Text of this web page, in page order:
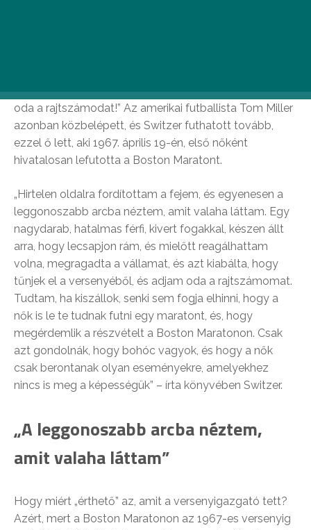
azt ordítva neki, hogy: „tűnj el a versenyemről, és add
oda a rajtszámodat!” Az amerikai futballista Tom Miller
azonban közbelépett, és Switzer futhatott tovább,
ezzel ő lett, aki 1967. április 19-én, első nőként
hivatalosan lefutotta a Boston Maratont.
„Hirtelen oldalra fordítottam a fejem, és egyenesen a
leggonoszabb arcba néztem, amit valaha láttam. Egy
nagydarab, hatalmas férfi, kivert fogakkal, készen állt
arra, hogy lecsapjon rám, és mielőtt reagálhattam
volna, megragadta a vállamat, és azt kiabálta, hogy
tűnjek el a versenyéből, és adjam oda a rajtszámomat.
Tudtam, ha kiszállok, senki sem fogja elhinni, hogy a
nők is le te tudnak futni egy maratont, és, hogy
megérdemlik a részvételt a Boston Maratonon. Csak
azt gondolnák, hogy bohóc vagyok, és hogy a nők
csak berontanak olyan eseményekre, amelyekhez
nincs is meg a képességük” – írta könyvében Switzer.
„A leggonoszabb arcba néztem,
amit valaha láttam”
Hogy miért „érthető” az, amit a versenyigazgató tett?
Azért, mert a Boston Maratonon az 1967-es versenyig